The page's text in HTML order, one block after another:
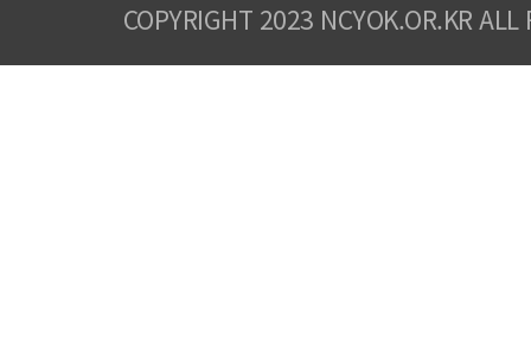
COPYRIGHT 2023 NCYOK.OR.KR ALL